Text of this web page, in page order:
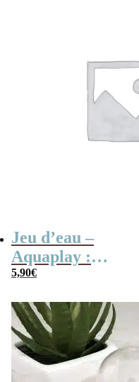
Jeu d’eau –
Aquaplay :
anneaux,
pyramide –
Inspiré de
Wonderful
Waterfuls
5,90€